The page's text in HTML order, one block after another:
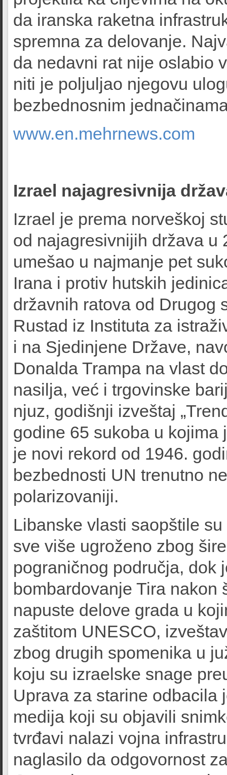
da iranska raketna
spremna za delovanje.
da nedavni rat nije oslabio
niti je poljuljao njegovu
bezbednosnim
www.en.mehrnews.com
Izrael najagresivnija
Izrael je prema norveškoj
od najagresivnijih država u
umešao u najmanje pet
Irana i protiv hutskih
državnih ratova od Drugog
Rustad iz Instituta za
i na Sjedinjene Države,
Donalda Trampa na vlast
nasilja, već i trgovinske
njuz, godišnji izveštaj
godine 65 sukoba u kojima
je novi rekord od 1946.
bezbednosti UN trenutno
polarizovaniji.
Libanske vlasti saopštile
sve više ugroženo zbog
pograničnog područja, dok
bombardovanje Tira nakon
napuste delove grada u
zaštitom UNESCO,
zbog drugih spomenika u
koju su izraelske snage
Uprava za starine odbacila
medija koji su objavili
tvrđavi nalazi vojna
naglasilo da odgovornost